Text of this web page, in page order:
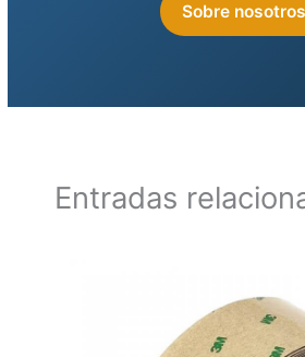
Sobre nosotros
Entradas